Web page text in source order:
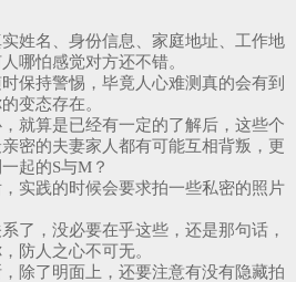
姓名、身份信息、家庭地址、工作地
哪怕感觉对方还不错。
保持警惕，毕竟人心难测真的会有到
变态存在。
就算是已经有一定的了解后，这些个
密的夫妻家人都有可能互相背叛，更
起的S与M？
实践的时候会要求拍一些私密的照片
了，没必要在乎这些，还是那句话，
防人之心不可无。
除了明面上，还要注意有没有隐藏拍